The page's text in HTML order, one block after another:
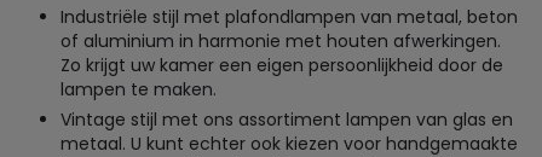
Industriële stijl met plafondlampen van metaal, beton
of aluminium in harmonie met houten afwerkingen.
Zo krijgt uw kamer een eigen persoonlijkheid door de
lampen te maken.
Vintage stijl met ons assortiment lampen van glas en
metaal. U kunt echter ook kiezen voor handgemaakte